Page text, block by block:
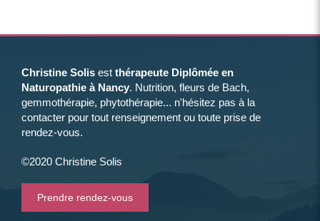
Christine Solis est thérapeute Diplômée en
Naturopathie à Nancy. Nutrition, fleurs de Bach,
gemmothérapie, phytothérapie... n'hésitez pas à la
contacter pour tout renseignement ou toute prise de
rendez-vous.
©2020 Christine Solis
Prendre rendez-vous